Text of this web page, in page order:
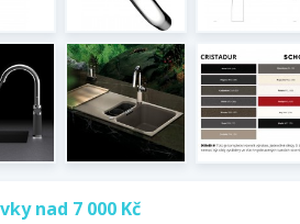
nad 7 000 Kč